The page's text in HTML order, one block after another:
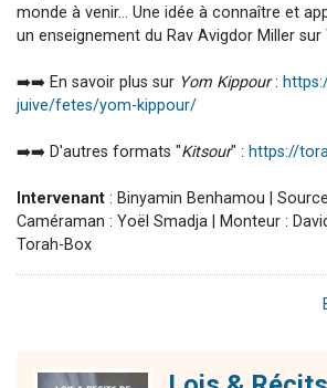
monde à venir... Une idée à connaître et
un enseignement du Rav Avigdor Miller sur
➡️➡️ En savoir plus sur Yom Kippour:
juive/fetes/yom-kippour/
➡️➡️ D'autres formats "Kitsour" : https://
Intervenant : Binyamin Benhamou |
Caméraman : Yoël Smadja | Monteur :
Torah-Box